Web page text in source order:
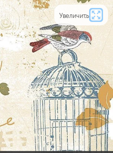
Увеличить